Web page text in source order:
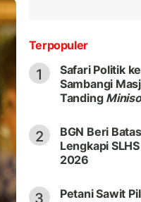
Terpopuler
1
Safari Politik
Sambangi
Tanding
2
BGN Beri
Lengkapi
2026
3
Petani Sawit